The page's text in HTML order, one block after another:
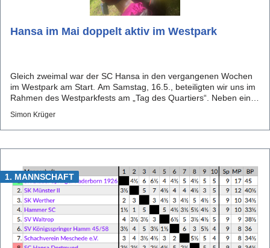
Hansa im Mai doppelt aktiv im Westpark
Gleich zweimal war der SC Hansa in den vergangenen Wochen
im Westpark am Start. Am Samstag, 16.5., beteiligten wir uns im
Rahmen des Westparkfests am „Tag des Quartiers“. Neben einer
das Lösen verschiedener Schach- und Knobelauf...
Simon Krüger
1. MANNSCHAFT